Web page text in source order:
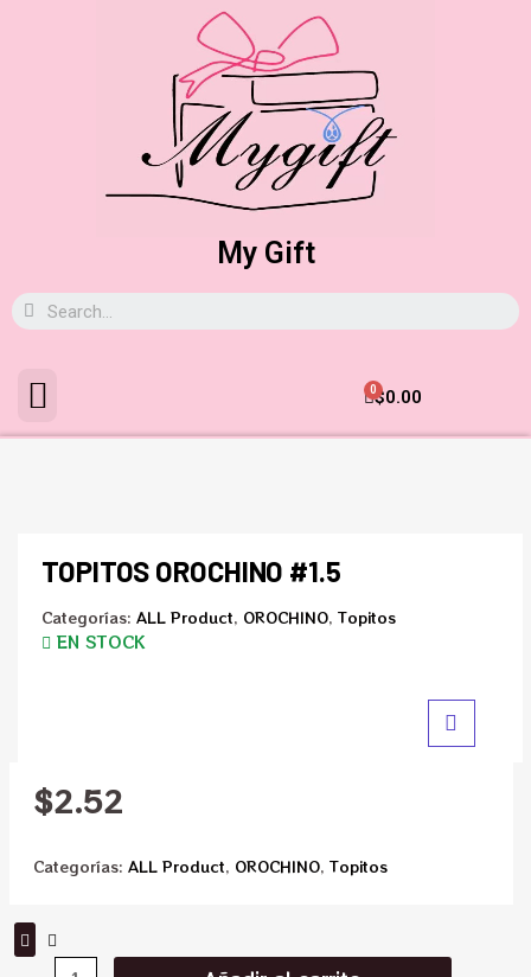
My Gift
$0.00
0
TOPITOS OROCHINO #1.5
Categorías: ALL Product, OROCHINO, Topitos
EN STOCK
$2.52
Categorías: ALL Product, OROCHINO, Topitos